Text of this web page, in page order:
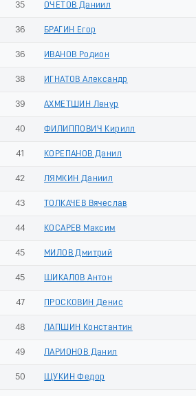
35 ОЧЕТОВ Даниил
36 БРАГИН Егор
36 ИВАНОВ Родион
38 ИГНАТОВ Александр
39 АХМЕТШИН Ленур
40 ФИЛИППОВИЧ Кирилл
41 КОРЕПАНОВ Данил
42 ЛЯМКИН Даниил
43 ТОЛКАЧЕВ Вячеслав
44 КОСАРЕВ Максим
45 МИЛОВ Дмитрий
45 ШИКАЛОВ Антон
47 ПРОСКОВИН Денис
48 ЛАПШИН Константин
49 ЛАРИОНОВ Данил
50 ЩУКИН Федор